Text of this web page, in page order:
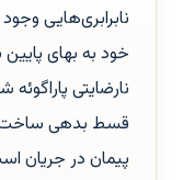
نابرابری‌هایی
خود به بهای
نارضایتی
قسط بدهی ساخت
پیمان در جریان